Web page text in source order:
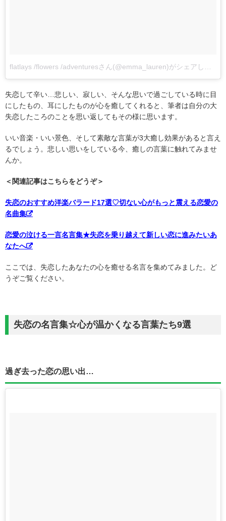
flatlays /flowers /adventuresさん(@emma_lauren)がシェアした投稿
失恋して辛い…悲しい、寂しい、そんな思いで過ごしている時に目
にしたもの、耳にしたものが心を癒してくれると、筆者は自分の大
失恋したころのことを思い返してもその様に思います。
いい音楽・いい景色、そして素敵な言葉が3大癒し効果があると言え
るでしょう。悲しい思いをしている今、癒しの言葉に触れてみませ
んか。
＜関連記事はこちらをどうぞ＞
失恋のおすすめ洋楽バラード17選♡切ない心がもっと震える恋愛の
名曲集
恋愛の泣ける一言名言集★失恋を乗り越えて新しい恋に進みたいあ
なたへ
ここでは、失恋したあなたの心を癒せる名言を集めてみました。ど
うぞご覧ください。
失恋の名言集☆心が温かくなる言葉たち9選
過ぎ去った恋の思い出…